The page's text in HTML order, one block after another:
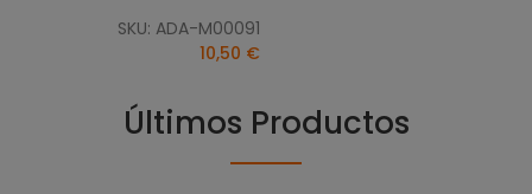
SKU: ADA-M00091
10,50 €
Últimos Productos